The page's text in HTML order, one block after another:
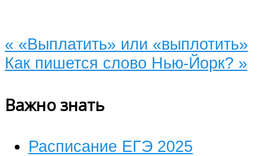
« «Выплатить» или «выплотить»
Как пишется слово Нью-Йорк? »
Важно знать
Расписание ЕГЭ 2025